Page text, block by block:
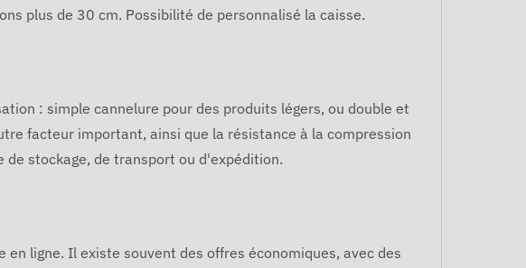
plus de 30 cm. Possibilité de personnalisé la caisse.
: simple cannelure pour des produits légers, ou double et
facteur important, ainsi que la résistance à la compression
de stockage, de transport ou d'expédition.
ligne. Il existe souvent des offres économiques, avec des